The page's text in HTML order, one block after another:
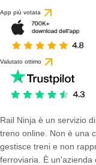
App più votata
Valutato ottimo
Rail Ninja è un servizio
treno online. Non è una
gestisce treni e non
ferroviaria. È un'azienda